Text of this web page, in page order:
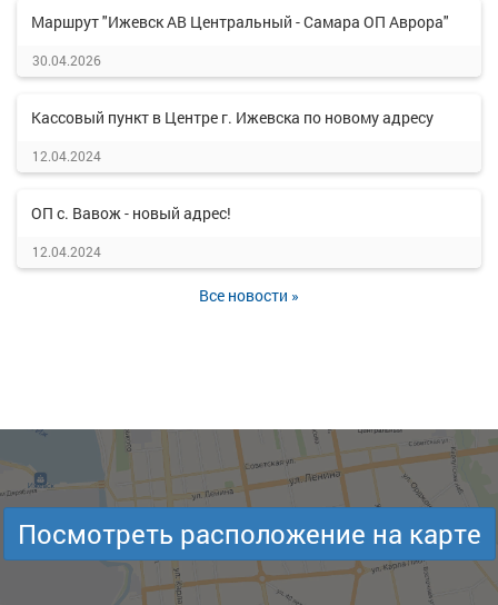
Маршрут "Ижевск АВ Центральный - Самара ОП Аврора"
30.04.2026
Кассовый пункт в Центре г. Ижевска по новому адресу
12.04.2024
ОП с. Вавож - новый адрес!
12.04.2024
Все новости »
Посмотреть расположение на карте